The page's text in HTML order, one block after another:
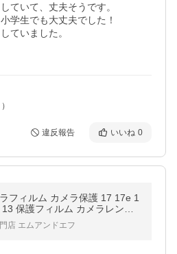
ていて、丈夫そうです。
学生でも大丈夫でした！
ていました。
違反報告 いいね 0
フィルム カメラ保護 17 17e 1
保護フィルム カメラレンズ
Air pro proMax mini plus 爆買
店 エムアンドエフ